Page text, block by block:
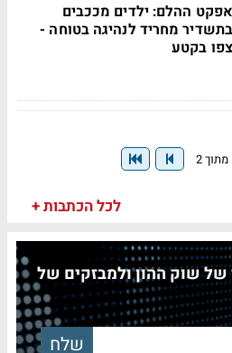
אפקט ההלם: ילדים מככבים
בתשדיר מחריד לנהיגה בטוחה -
צפו בקטע
לכל הכתבות +
של שוק ההון ולמבזקים של